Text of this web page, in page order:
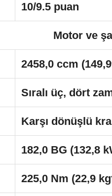
10/9.5 puan
Motor ve
2458,0 ccm
Sıralı üç, dört
Karşı dönüşlü
182,0 BG (132,8
225,0 Nm (22,9